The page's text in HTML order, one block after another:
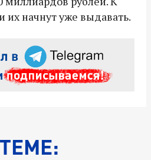
их начнут уже выдавать.